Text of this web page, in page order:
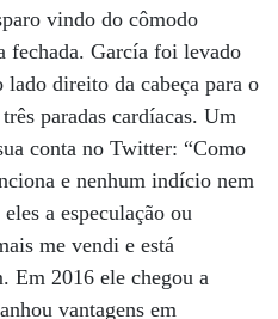
vindo do cômodo
fechada. García foi levado
direito da cabeça para o
paradas cardíacas. Um
conta no Twitter: “Como
e nenhum indício nem
a especulação ou
me vendi e está
Em 2016 ele chegou a
vantagens em